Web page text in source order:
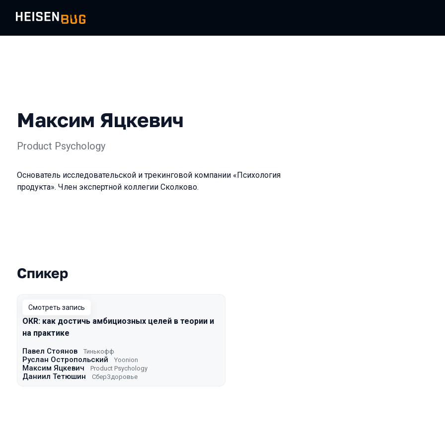
Максим Яцкевич
Product Psychology
Основатель исследовательской и трекинговой компании «Психология
продукта». Член экспертной коллегии Сколково.
Выступления в сезоне 2023 Spring
Спикер
Смотреть запись
ОКR: как достичь амбициозных целей в теории и
на практике
Павел Стоянов Тинькофф
Руслан Остропольский Yoonion
Максим Яцкевич Product Psychology
Даниил Тетюшин СберЗдоровье